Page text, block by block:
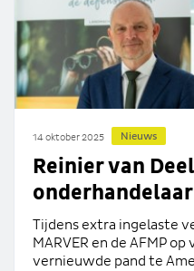
14 oktober 2025 Nieuws
Reinier van
Tijdens extra ingelaste
MARVER en de AFMP
vernieuwde pand te